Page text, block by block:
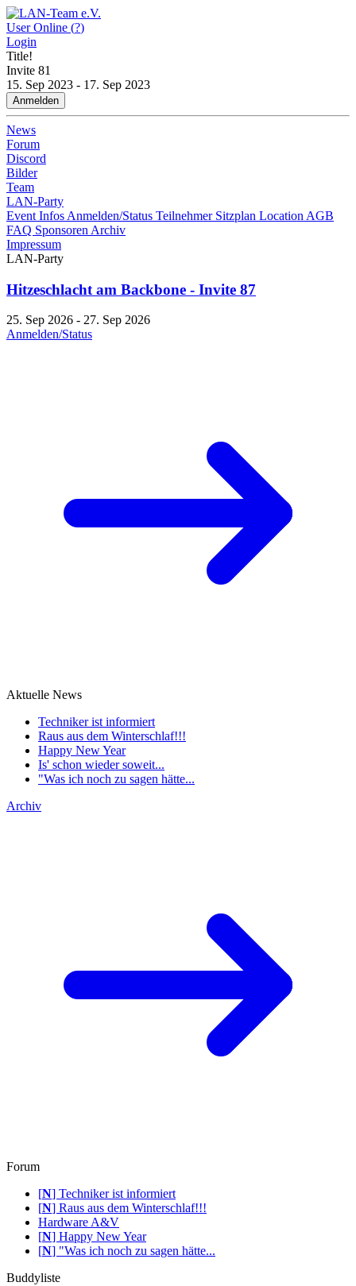
User Online (?)
Login
Title!
Invite 81
15. Sep 2023 - 17. Sep 2023
Anmelden
News
Forum
Discord
Bilder
Team
LAN-Party
Event Infos Anmelden/Status Teilnehmer Sitzplan Location AGB
FAQ Sponsoren Archiv
Impressum
LAN-Party
Hitzeschlacht am Backbone - Invite 87
25. Sep 2026 - 27. Sep 2026
Anmelden/Status
Aktuelle News
Techniker ist informiert
Raus aus dem Winterschlaf!!!
Happy New Year
Is' schon wieder soweit...
"Was ich noch zu sagen hätte...
Archiv
Forum
[N] Techniker ist informiert
[N] Raus aus dem Winterschlaf!!!
Hardware A&V
[N] Happy New Year
[N] "Was ich noch zu sagen hätte...
Buddyliste